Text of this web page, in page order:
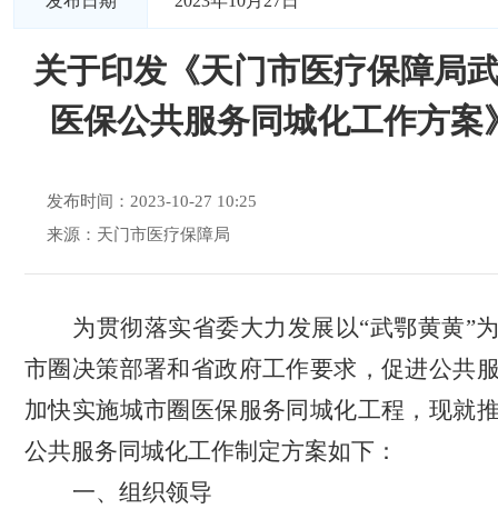
关于印发《天门市医疗保障局
医保公共服务同城化工作方案
发布时间：2023-10-27 10:25
来源：天门市医疗保障局
为贯彻落实省委大力发展以“武鄂黄黄”
市圈决策部署和省政府工作要求，促进公共
加快实施城市圈医保服务同城化工程，现就
公共服务同城化工作制定方案如下：
一、组织领导